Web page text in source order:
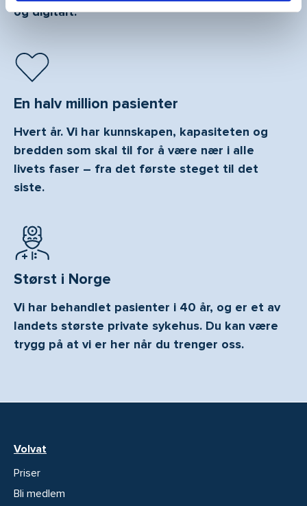
og digitalt.
En halv million pasienter
Hvert år. Vi har kunnskapen, kapasiteten og
bredden som skal til for å være nær i alle
livets faser – fra det første steget til det
siste.
Størst i Norge
Vi har behandlet pasienter i 40 år, og er et av
landets største private sykehus. Du kan være
trygg på at vi er her når du trenger oss.
Volvat
Priser
Bli medlem